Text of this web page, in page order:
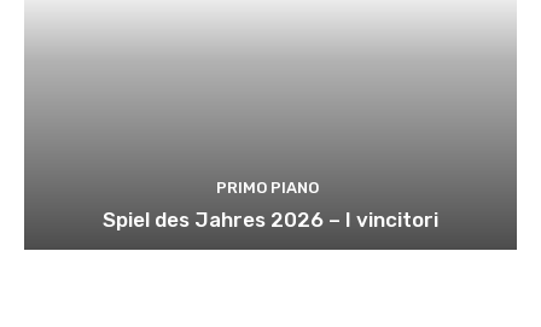
PRIMO PIANO
Spiel des Jahres 2026 – I vincitori